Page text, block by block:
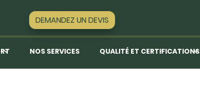
DEMANDEZ UN DEVIS
NOS SERVICES QUALITÉ ET CERTIFICATIONS